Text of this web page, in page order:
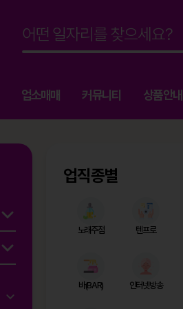
업소매매 커뮤니티 상품안내
업직종별
노래주점 텐프로
바(BAR) 인터넷방송